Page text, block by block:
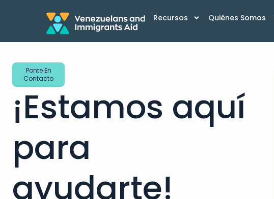
Recursos Quiénes Somos
Ponte En
Contacto
¡Estamos aquí
para
ayudarte!